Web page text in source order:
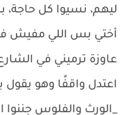
ليهم، نسيوا كل
أختي بس اللي مفيش
عاوزة ترميني في
اعتدل واقفًا وهو
_الورث والفلوس